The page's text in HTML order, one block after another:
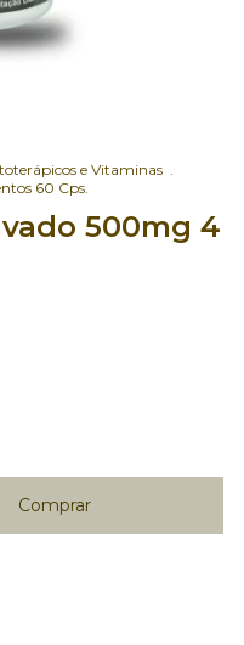
e Vitaminas .
60 Cps.
500mg 4